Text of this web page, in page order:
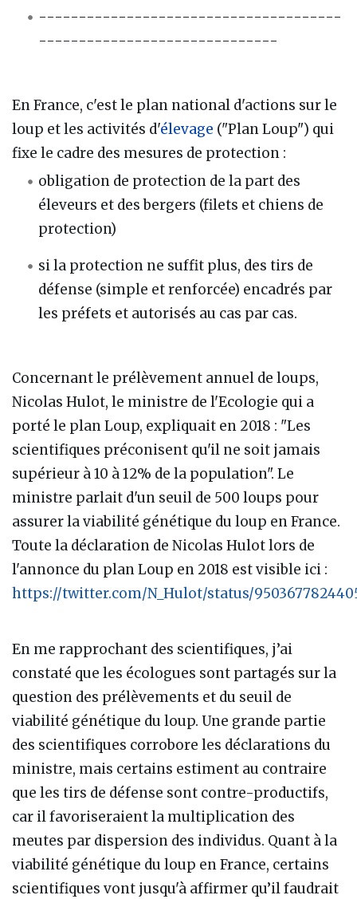
--------------------------------------
------------------------------
En France, c'est le plan national d'actions sur le
loup et les activités d'élevage ("Plan Loup") qui
fixe le cadre des mesures de protection :
obligation de protection de la part des
éleveurs et des bergers (filets et chiens de
protection)
si la protection ne suffit plus, des tirs de
défense (simple et renforcée) encadrés par
les préfets et autorisés au cas par cas.
Concernant le prélèvement annuel de loups,
Nicolas Hulot, le ministre de l'Ecologie qui a
porté le plan Loup, expliquait en 2018 : "Les
scientifiques préconisent qu'il ne soit jamais
supérieur à 10 à 12% de la population". Le
ministre parlait d'un seuil de 500 loups pour
assurer la viabilité génétique du loup en France.
Toute la déclaration de Nicolas Hulot lors de
l'annonce du plan Loup en 2018 est visible ici :
https://twitter.com/N_Hulot/status/
En me rapprochant des scientifiques, j’ai
constaté que les écologues sont partagés sur la
question des prélèvements et du seuil de
viabilité génétique du loup. Une grande partie
des scientifiques corrobore les déclarations du
ministre, mais certains estiment au contraire
que les tirs de défense sont contre-productifs,
car il favoriseraient la multiplication des
meutes par dispersion des individus. Quant à la
viabilité génétique du loup en France, certains
scientifiques vont jusqu'à affirmer qu’il faudrait